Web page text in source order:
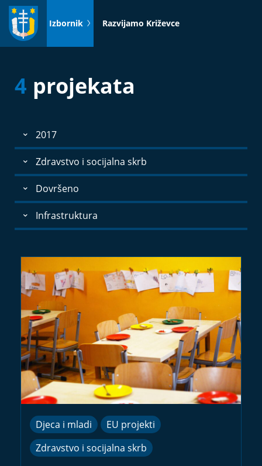
Idi
sadržaj
Izbornik Razvijamo Križevce
4 projekata
2017
Zdravstvo i socijalna skrb
Dovršeno
Infrastruktura
Djeca i mladi
EU projekti
Zdravstvo i socijalna skrb